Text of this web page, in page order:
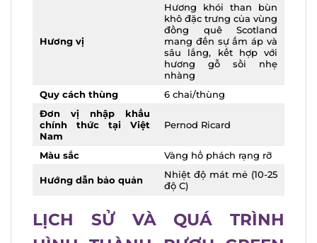
Hương vị
Hương khói than bùn
khô đặc trưng của vùng
đồng quê Scotland
mang đến sự ấm áp và
sâu lắng, kết hợp với
hương gỗ sồi nhẹ
nhàng
Quy cách thùng
6 chai/thùng
Đơn vị nhập khẩu
chính thức tại Việt
Nam
Pernod Ricard
Màu sắc Vàng hổ phách rạng rỡ
Hướng dẫn bảo quản
Nhiệt độ mát mẻ (10-25
độ C)
LỊCH SỬ VÀ QUÁ TRÌNH